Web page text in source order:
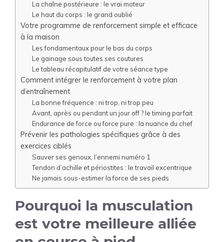
La chaîne postérieure : le vrai moteur
Le haut du corps : le grand oublié
Votre programme de renforcement simple et efficace
à la maison
Les fondamentaux pour le bas du corps
Le gainage sous toutes ses coutures
Le tableau récapitulatif de votre séance type
Comment intégrer le renforcement à votre plan
d’entraînement
La bonne fréquence : ni trop, ni trop peu
Avant, après ou pendant un jour off ? le timing parfait
Endurance de force ou force pure : la nuance du chef
Prévenir les pathologies spécifiques grâce à des
exercices ciblés
Sauver ses genoux, l’ennemi numéro 1
Tendon d’achille et périostites : le travail excentrique
Ne jamais sous-estimer la force de ses pieds
Pourquoi la musculation
est votre meilleure alliée